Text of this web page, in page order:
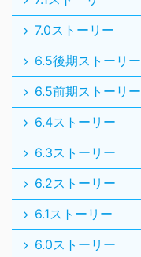
7.0ストーリー
6.5後期ストーリー
6.5前期ストーリー
6.4ストーリー
6.3ストーリー
6.2ストーリー
6.1ストーリー
6.0ストーリー